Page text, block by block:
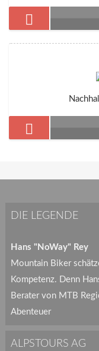
DIE LEGENDE
Hans "NoWay" Rey
Mountain Biker
Kompetenz. Denn
Berater von MTB
Abenteuer
ALPSTOURS AG